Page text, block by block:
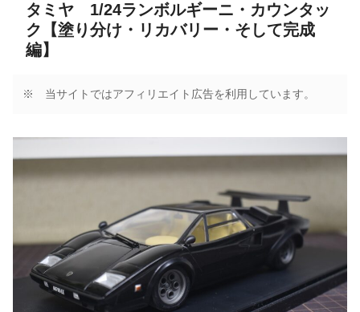
タミヤ 1/24ランボルギーニ・カウンタッ
ク【塗り分け・リカバリー・そして完成
編】
※ 当サイトではアフィリエイト広告を利用しています。